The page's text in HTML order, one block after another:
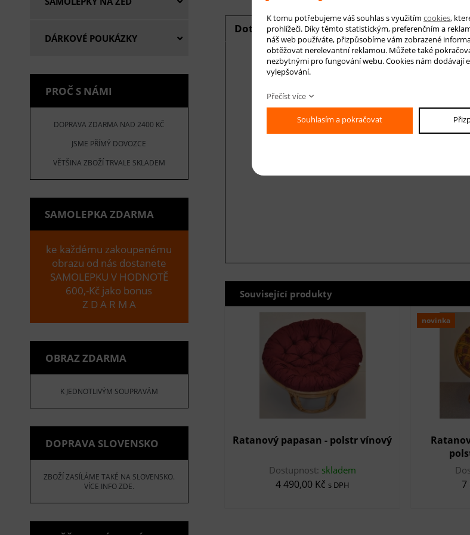
DÁRKOVÉ POUKÁZKY
PROČ S NÁMI
DOPRAVA ZDARMA NAD 2400 KČ
JSME PŘÍMÝ DOVOZCE
VĚTŠINA ZBOŽÍ TRVALE SKLADEM
SAMOLEPKA ZDARMA
ke každému zakoupenému
obrazu od nás dostanete
SAMOLEPKU V HODNOTĚ
600,-Kč jako bonus
Z D A R M A
OBRAZ ZDARMA
K JEDNOTLIVÝM SOUPRAVÁM
DOPRAVA SLOVENSKO
ZBOŽÍ ZASÍLÁME TAKÉ NA SLOVENSKO.
VÍCE INFO ZDE.
Dotaz na produkt
Váš dotaz
Související produkty
Ratanový papasan - polstr vínový
Dostupnost: skladem
4 490,00 Kč s DPH
novinka
7
K tomu potřebujeme váš souhlas s využitím cookies,
prohlížeči. Díky těmto statistickým, preferenčním a
náš web používáte, přizpůsobíme vám zobrazené
obtěžovat nerelevantní reklamou. Můžete také
nezbytnými pro fungování webu. Cookies nám dodávají
vylepšování.
Přečíst více
Souhlasím a pokračovat